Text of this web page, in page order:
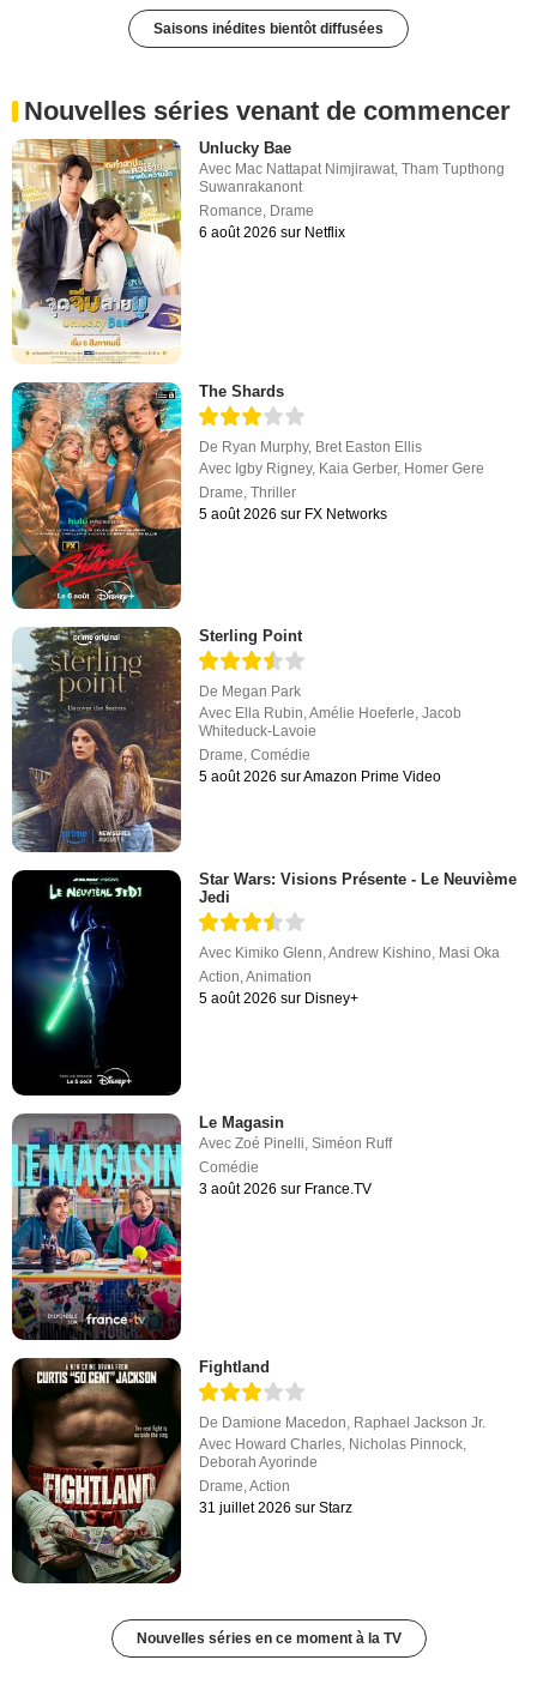
Saisons inédites bientôt diffusées
Nouvelles séries venant de commencer
Unlucky Bae
Avec Mac Nattapat Nimjirawat,Tham Tupthong
Suwanrakanont
Romance, Drame
6 août 2026 sur Netflix
The Shards
De Ryan Murphy, Bret Easton Ellis
Avec Igby Rigney, Kaia Gerber, Homer Gere
Drame,Thriller
5 août 2026 sur FX Networks
Sterling Point
De Megan Park
Avec Ella Rubin ,Amélie Hoeferle ,Jacob
Whiteduck-Lavoie
Drame ,Comédie
5 août 2026 sur Amazon Prime Video
Star Wars: Visions Présente - Le Neuvième
Jedi
Avec Kimiko Glenn,Andrew Kishino, Masi Oka
Action,Animation
5 août 2026 sur Disney+
Le Magasin
AvecZoé Pinelli,Siméon Ruff
Comédie
3 août 2026 sur France.TV
Fightland
De Damione Macedon Raphael Jackson Jr.
Avec Howard Charles Nicholas Pinnock
Deborah Ayorinde
Drame ,Action
31 juillet 2026 sur Starz
Nouvelles séries en ce moment à la TV